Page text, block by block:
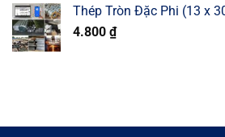
Thép Tròn Đặc Phi (13 x
4.800 ₫